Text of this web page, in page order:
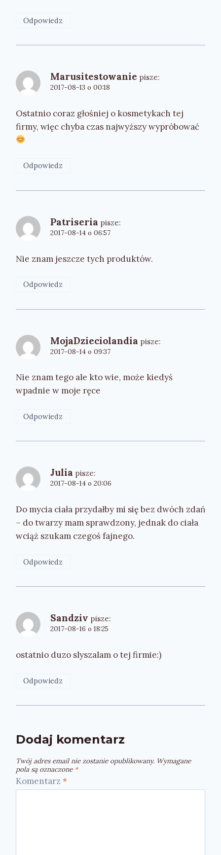
Odpowiedz
Marusitestowanie pisze:
2017-08-13 o 00:18
Ostatnio coraz głośniej o kosmetykach tej
firmy, więc chyba czas najwyższy wypróbować
Odpowiedz
Patriseria pisze:
2017-08-14 o 06:57
Nie znam jeszcze tych produktów.
Odpowiedz
MojaDzieciolandia pisze:
2017-08-14 o 09:37
Nie znam tego ale kto wie, może kiedyś
wpadnie w moje ręce
Odpowiedz
Julia pisze:
2017-08-14 o 20:06
Do mycia ciała przydałby mi się bez dwóch zdań
– do twarzy mam sprawdzony, jednak do ciała
wciąż szukam czegoś fajnego.
Odpowiedz
Sandziv pisze:
2017-08-16 o 18:25
ostatnio duzo slyszalam o tej firmie:)
Odpowiedz
Dodaj komentarz
Twój adres email nie zostanie opublikowany. Wymagane
pola są oznaczone *
Komentarz *